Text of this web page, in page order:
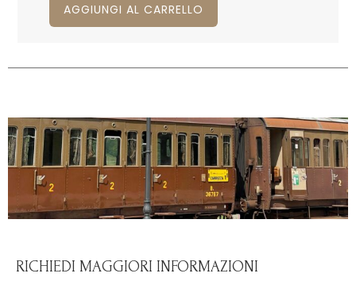
AGGIUNGI AL CARRELLO
RICHIEDI MAGGIORI INFORMAZIONI